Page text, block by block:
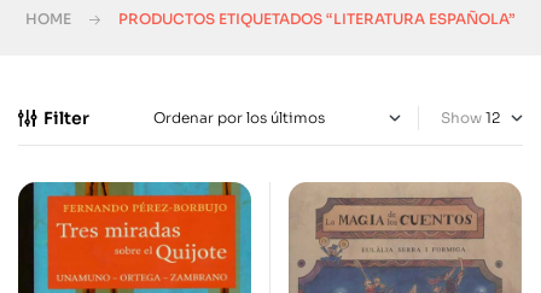
HOME PRODUCTOS ETIQUETADOS “LITERATURA ESPAÑOLA”
Filter Show